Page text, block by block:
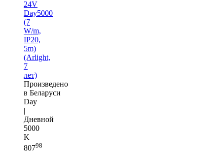
24V
Day5000
(7
W/m,
IP20,
5m)
(Arlight,
7
лет)
Произведено
в Беларуси
Day
|
Дневной
5000
K
80798